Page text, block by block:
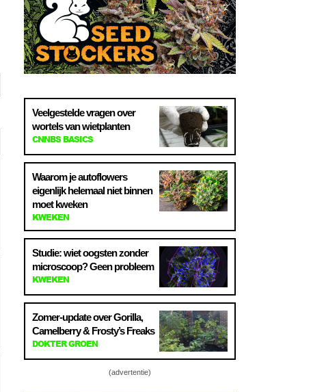
Veelgestelde vragen over
wortels van wietplanten
CNNBS BASICS
Waarom je autoflowers
eigenlijk helemaal niet binnen
moet kweken
KWEKEN
Studie: wiet oogsten zonder
microscoop? Geen probleem
KWEKEN
Zomer-update over Gorilla,
Camelberry & Frosty’s Freaks
DOKTER GROEN
(advertentie)